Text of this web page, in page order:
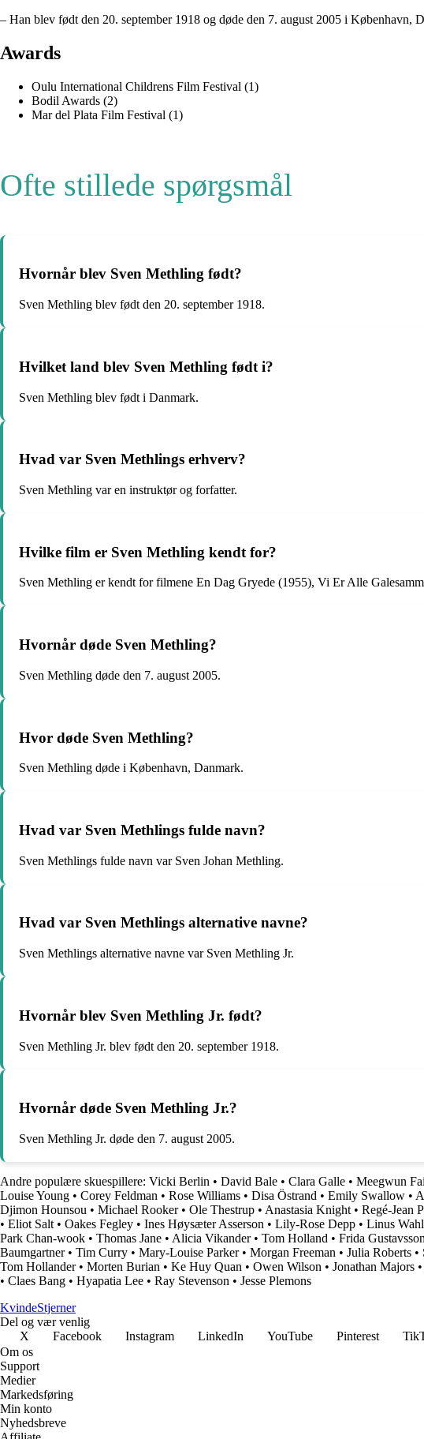
– Han blev født den 20. september 1918 og døde den 7. august 2005 i København,
Awards
Oulu International Childrens Film Festival (1)
Bodil Awards (2)
Mar del Plata Film Festival (1)
Ofte stillede spørgsmål
Hvornår blev Sven Methling født?
Sven Methling blev født den 20. september 1918.
Hvilket land blev Sven Methling født i?
Sven Methling blev født i Danmark.
Hvad var Sven Methlings erhverv?
Sven Methling var en instruktør og forfatter.
Hvilke film er Sven Methling kendt for?
Sven Methling er kendt for filmene En Dag Gryede (1955), Vi Er Alle
Hvornår døde Sven Methling?
Sven Methling døde den 7. august 2005.
Hvor døde Sven Methling?
Sven Methling døde i København, Danmark.
Hvad var Sven Methlings fulde navn?
Sven Methlings fulde navn var Sven Johan Methling.
Hvad var Sven Methlings alternative navne?
Sven Methlings alternative navne var Sven Methling Jr.
Hvornår blev Sven Methling Jr. født?
Sven Methling Jr. blev født den 20. september 1918.
Hvornår døde Sven Methling Jr.?
Sven Methling Jr. døde den 7. august 2005.
Andre populære skuespillere: Vicki Berlin • David Bale • Clara Galle • Meegwun
Louise Young • Corey Feldman • Rose Williams • Disa Östrand • Emily Swallow •
Djimon Hounsou • Michael Rooker• Ole Thestrup • Anastasia Knight • Regé-Jean
• Eliot Salt • Oakes Fegley • Ines Høysæter Asserson • Lily-Rose Depp • Linus
Park Chan-wook • Thomas Jane • Alicia Vikander• Tom Holland • Frida Gustavsson
Baumgartner• Tim Curry • Mary-Louise Parker• Morgan Freeman • Julia Roberts •
Tom Hollander• Morten Burian • Ke Huy Quan • Owen Wilson • Jonathan Majors •
• Claes Bang • Hyapatia Lee • Ray Stevenson • Jesse Plemons
KvindeStjerner
Del og vær venlig
X
Facebook Instagram LinkedIn YouTube Pinterest
Om os
Support
Medier
Markedsføring
Min konto
Nyhedsbreve